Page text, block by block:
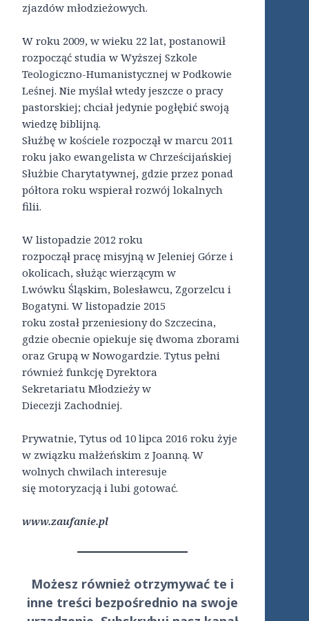
zjazdów młodzieżowych.
W roku 2009, w wieku 22 lat, postanowił
rozpocząć studia w Wyższej Szkole
Teologiczno-Humanistycznej w Podkowie
Leśnej. Nie myślał wtedy jeszcze o pracy
pastorskiej; chciał jedynie pogłębić swoją
wiedzę biblijną.
Służbę w kościele rozpoczął w marcu 2011
roku jako ewangelista w Chrześcijańskiej
Służbie Charytatywnej, gdzie przez ponad
półtora roku wspierał rozwój lokalnych
filii.
W listopadzie 2012 roku
rozpoczął pracę misyjną w Jeleniej Górze i
okolicach, służąc wierzącym w
Lwówku Śląskim, Bolesławcu, Zgorzelcu i
Bogatyni. W listopadzie 2015
roku został przeniesiony do Szczecina,
gdzie obecnie opiekuje się dwoma zborami
oraz Grupą w Nowogardzie. Tytus pełni
również funkcję Dyrektora
Sekretariatu Młodzieży w
Diecezji Zachodniej.
Prywatnie, Tytus od 10 lipca 2016 roku żyje
w związku małżeńskim z Joanną. W
wolnych chwilach interesuje
się motoryzacją i lubi gotować.
www.zaufanie.pl
Możesz również otrzymywać te i
inne treści bezpośrednio na swoje